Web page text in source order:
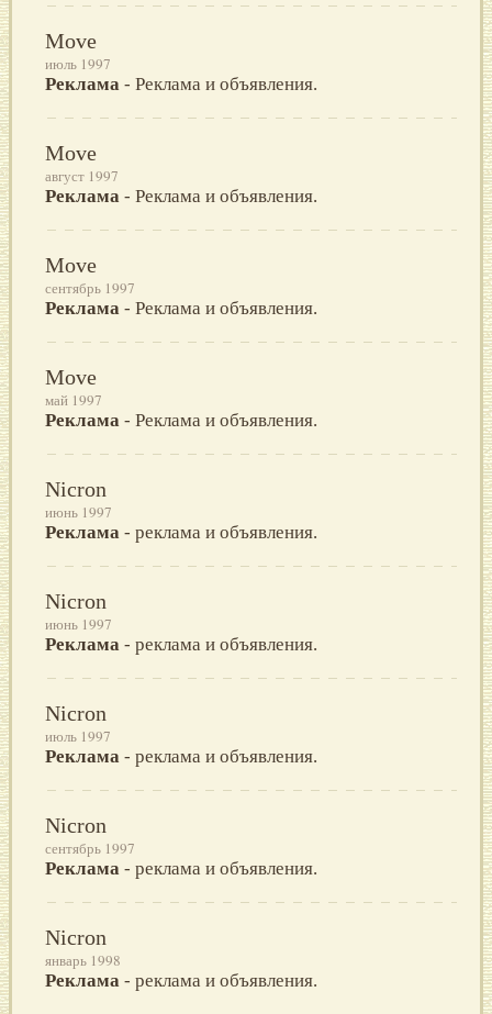
Move
июль 1997
Реклама - Реклама и объявления.
Move
август 1997
Реклама - Реклама и объявления.
Move
сентябрь 1997
Реклама - Реклама и объявления.
Move
май 1997
Реклама - Реклама и объявления.
Nicron
июнь 1997
Реклама - реклама и объявления.
Nicron
июнь 1997
Реклама - реклама и объявления.
Nicron
июль 1997
Реклама - реклама и объявления.
Nicron
сентябрь 1997
Реклама - реклама и объявления.
Nicron
январь 1998
Реклама - реклама и объявления.